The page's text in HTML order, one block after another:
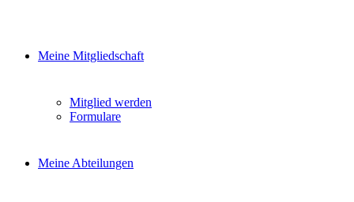
Meine Mitgliedschaft
Mitglied werden
Formulare
Meine Abteilungen